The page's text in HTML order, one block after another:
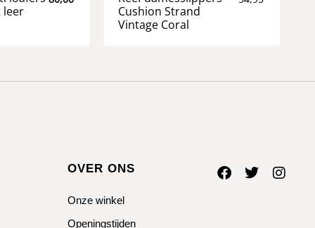
leer
Cushion Strand
Vintage Coral
OVER ONS
Onze winkel
Openingstijden